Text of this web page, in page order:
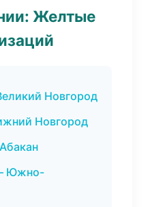
Желтые
Новгород
Новгород
Южно-